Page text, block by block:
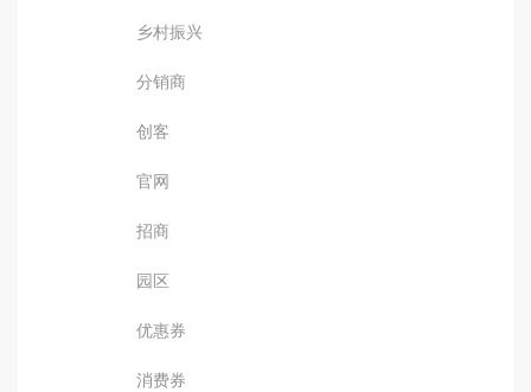
乡村振兴
分销商
创客
官网
招商
园区
优惠券
消费券